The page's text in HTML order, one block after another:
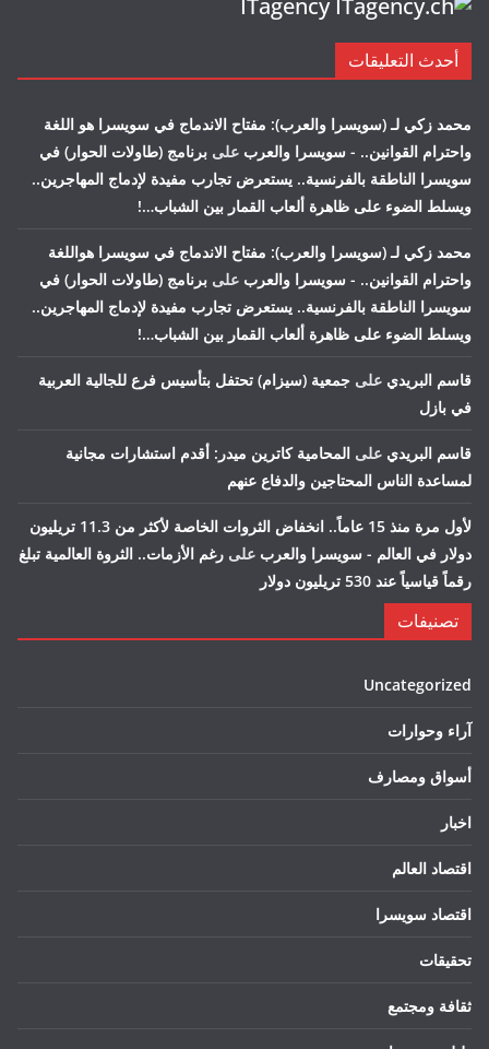
ITagency
أحدث التعليقات
محمد زكي لـ (سويسرا والعرب): مفتاح الاندماج في سويسرا هو اللغة
واحترام القوانين.. - سويسرا والعرب على برنامج (طاولات الحوار) في
سويسرا الناطقة بالفرنسية.. يستعرض تجارب مفيدة لإدماج المهاجرين..
ويسلط الضوء على ظاهرة ألعاب القمار بين الشباب…!
محمد زكي لـ (سويسرا والعرب): مفتاح الاندماج في سويسرا هواللغة
واحترام القوانين.. - سويسرا والعرب على برنامج (طاولات الحوار) في
سويسرا الناطقة بالفرنسية.. يستعرض تجارب مفيدة لإدماج المهاجرين..
ويسلط الضوء على ظاهرة ألعاب القمار بين الشباب…!
قاسم البريدي على جمعية (سيزام) تحتفل بتأسيس فرع للجالية العربية
في بازل
قاسم البريدي على المحامية كاترين ميدر: أقدم استشارات مجانية
لمساعدة الناس المحتاجين والدفاع عنهم
لأول مرة منذ 15 عاماً.. انخفاض الثروات الخاصة لأكثر من 11.3 تريليون
دولار في العالم - سويسرا والعرب على رغم الأزمات.. الثروة العالمية تبلغ
رقماً قياسياً عند 530 تريليون دولار
تصنيفات
Uncategorized
آراء وحوارات
أسواق ومصارف
اخبار
اقتصاد العالم
اقتصاد سويسرا
تحقيقات
ثقافة ومجتمع